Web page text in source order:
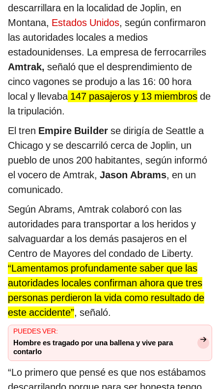
descarrillara en la localidad de Joplin, en
Montana, Estados Unidos, según confirmaron
las autoridades locales a medios
estadounidenses. La empresa de ferrocarriles
Amtrak, señaló que el desprendimiento de
cinco vagones se produjo a las 16: 00 hora
local y llevaba 147 pasajeros y 13 miembros de
la tripulación.
El tren Empire Builder se dirigía de Seattle a
Chicago y se descarriló cerca de Joplin, un
pueblo de unos 200 habitantes, según informó
el vocero de Amtrak, Jason Abrams, en un
comunicado.
Según Abrams, Amtrak colaboró con las
autoridades para transportar a los heridos y
salvaguardar a los demás pasajeros en el
Centro de Mayores del condado de Liberty.
“Lamentamos profundamente saber que las
autoridades locales confirman ahora que tres
personas perdieron la vida como resultado de
este accidente”, señaló.
PUEDES VER:
Hombre es tragado por una ballena y vive para
contarlo
“Lo primero que pensé es que nos estábamos